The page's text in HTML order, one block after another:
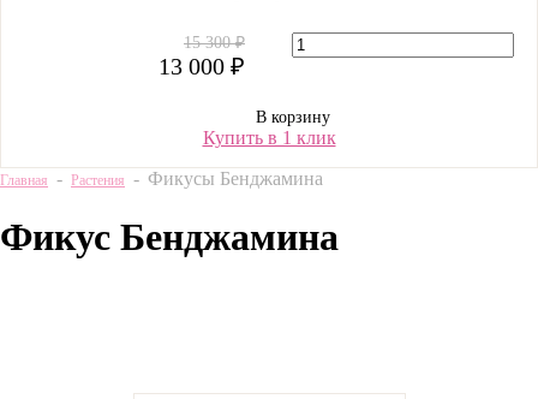
15 300 ₽
13 000 ₽
В корзину
Купить в 1 клик
Главная - Растения - Фикусы Бенджамина
Фикус Бенджамина